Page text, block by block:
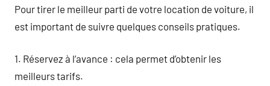
Pour tirer le meilleur parti de votre location de voiture, il
est important de suivre quelques conseils pratiques.
1. Réservez à l’avance : cela permet d’obtenir les
meilleurs tarifs.